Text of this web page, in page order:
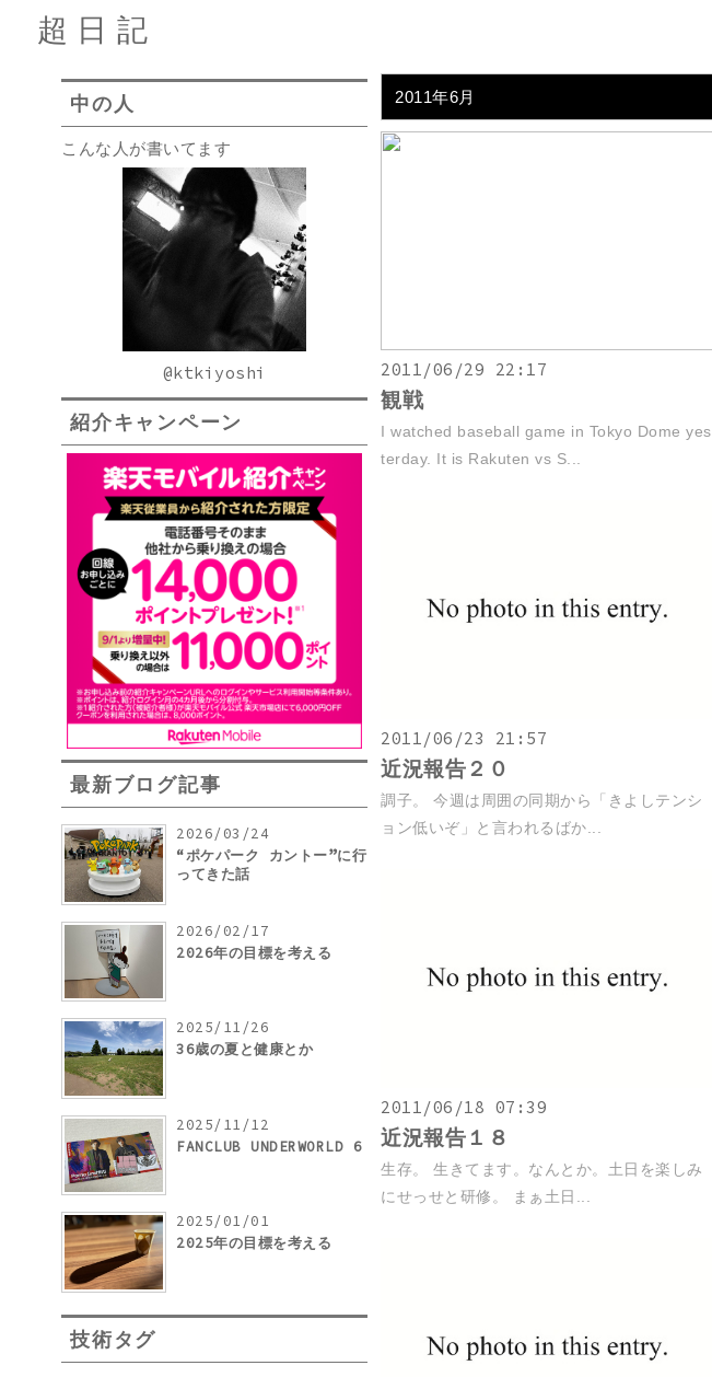
超日記
中の人
こんな人が書いてます
@ktkiyoshi
紹介キャンペーン
最新ブログ記事
2026/03/24
“ポケパーク カントー”に行
ってきた話
2026/02/17
2026年の目標を考える
2025/11/26
36歳の夏と健康とか
2025/11/12
FANCLUB UNDERWORLD 6
2025/01/01
2025年の目標を考える
技術タグ
2011年6月
2011/06/29 22:17
観戦
I watched baseball game in Tokyo Dome yes
terday. It is Rakuten vs S...
2011/06/23 21:57
近況報告２０
調子。 今週は周囲の同期から「きよしテンシ
ョン低いぞ」と言われるばか...
2011/06/18 07:39
近況報告１８
生存。 生きてます。なんとか。土日を楽しみ
にせっせと研修。 まぁ土日...